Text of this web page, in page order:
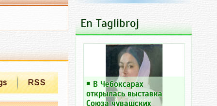
RSS
En Taglibroj
￭ В Чебоксарах
открылась выставка
Союза чувашских